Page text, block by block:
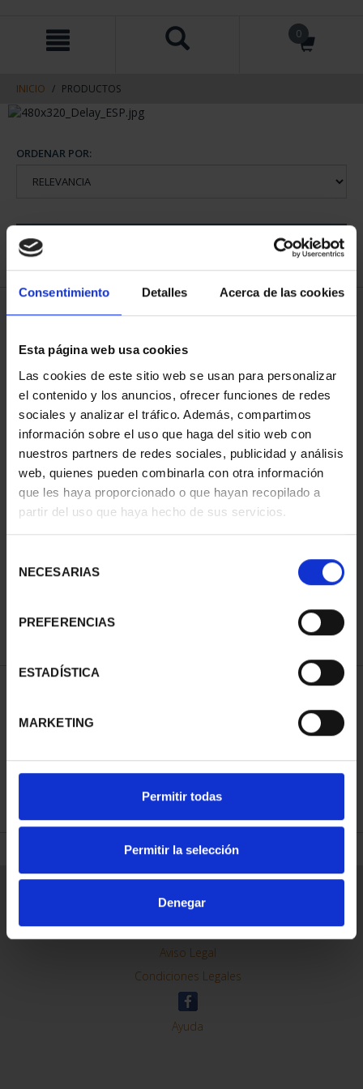
Consentimiento Detalles Acerca de las cookies
Esta página web usa cookies
Las cookies de este sitio web se usan para personalizar
el contenido y los anuncios, ofrecer funciones de redes
sociales y analizar el tráfico. Además, compartimos
información sobre el uso que haga del sitio web con
nuestros partners de redes sociales, publicidad y análisis
web, quienes pueden combinarla con otra información
que les haya proporcionado o que hayan recopilado a
partir del uso que haya hecho de sus servicios.
NECESARIAS
PREFERENCIAS
ESTADÍSTICA
MARKETING
Permitir todas
Permitir la selección
Denegar
contenido
navegacin
0
INICIO PRODUCTOS
ORDENAR POR:
1 Productos encontrados
73,00 €
REFINAR
Contacto
Preguntas Frequentes (FAQs)
Aviso Legal
Condiciones Legales
Ayuda